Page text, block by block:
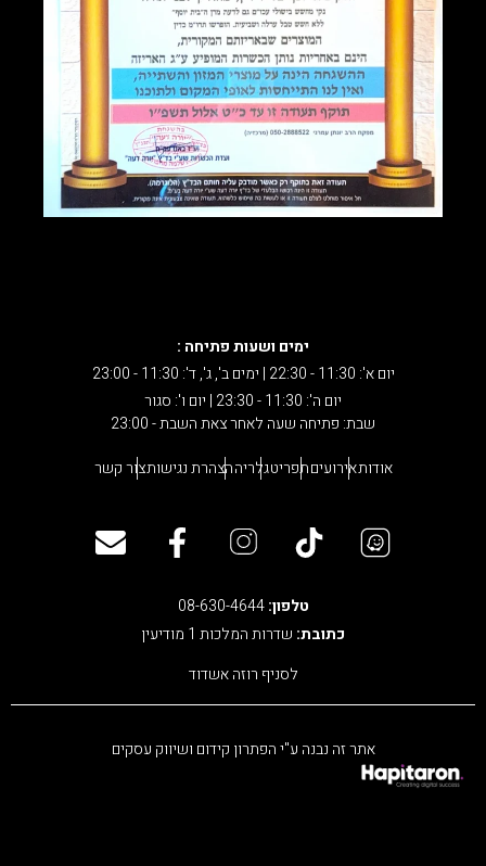
ימים ושעות פתיחה :
יום א': 11:30 - 22:30 | ימים ב', ג', ד': 11:30 - 23:00
יום ה': 11:30 - 23:30 | יום ו': סגור
שבת: פתיחה שעה לאחר צאת השבת - 23:00
אודותאירועיםתפריטגלריההצהרת נגישותצור קשר
טלפון:08-630-4644
כתובת: שדרות המלכות 1 מודיעין
לסניף רוזה אשדוד
אתר זה נבנה ע"יהפתרון קידום ושיווק עסקים